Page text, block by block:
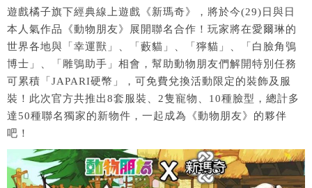
遊戲橘子旗下經典線上遊戲《新瑪奇》，將於今(29) 日與日
本人氣作品《動物朋友》展開聯名合作！玩家將在愛爾琳的
世界各地與「幸運獸」、「藪貓」、「獰貓」、「白臉角鴞
博士」、「雕鴞助手」相會，幫助動物朋友們解開特別任務
可累積「 JAPARI硬幣」，可免費兌換活動限定的裝飾及服
裝！此次官方共推出8套服裝、 2隻寵物、 10種臉型，總計多
達50種聯名獨家的新物件，一起成為《動物朋友》的夥伴
吧！